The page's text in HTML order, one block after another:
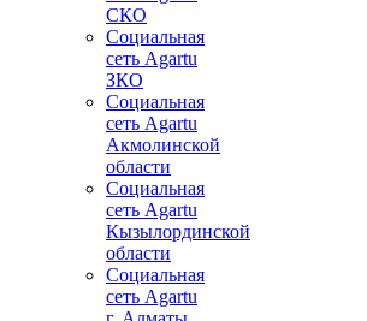
СКО
Социальная
сеть Agartu
ЗКО
Социальная
сеть Agartu
Акмолинской
области
Социальная
сеть Agartu
Кызылординской
области
Социальная
сеть Agartu